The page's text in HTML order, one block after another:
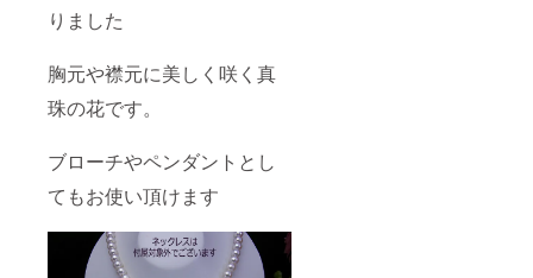
りました
胸元や襟元に美しく咲く真
珠の花です。
ブローチやペンダントとし
てもお使い頂けます